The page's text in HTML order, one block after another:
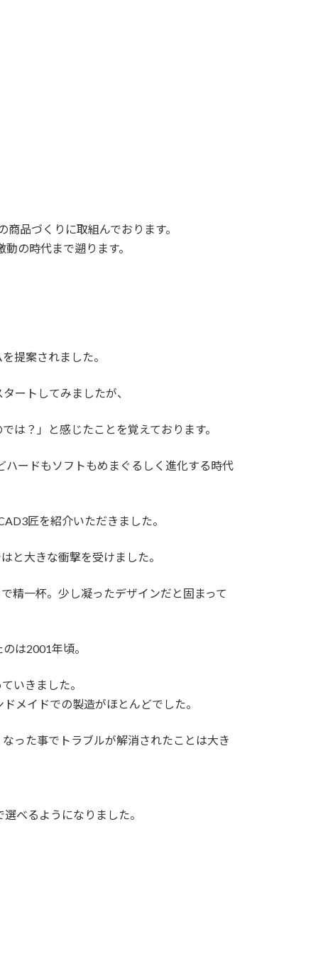
品づくりに取組んでおります。
の時代まで遡ります。
提案されました。
ートしてみましたが、
は？」と感じたことを覚えております。
ードもソフトもめまぐるしく進化する時代
匠を紹介いただきました。
と大きな衝撃を受けました。
精一杯。少し凝ったデザインだと固まって
は2001年頃。
いきました。
メイドでの製造がほとんどでした。
った事でトラブルが解消されたことは大き
べるようになりました。